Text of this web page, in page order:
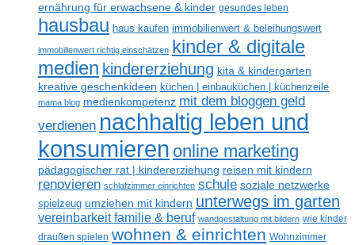
ernährung für erwachsene & kinder gesundes leben
hausbau haus kaufen immobilienwert & beleihungswert
immobilienwert richtig einschätzen kinder & digitale
medien kindererziehung kita & kindergarten
kreative geschenkideen küchen | einbauküchen | küchenzeile
mama blog medienkompetenz mit dem bloggen geld
verdienen nachhaltig leben und
konsumieren online marketing
pädagogischer rat | kindererziehung reisen mit kindern
renovieren schlafzimmer einrichten schule soziale netzwerke
spielzeug umziehen mit kindern unterwegs im garten
vereinbarkeit familie & beruf wandgestaltung mit bildern wie kinder
draußen spielen wohnen & einrichten Wohnzimmer